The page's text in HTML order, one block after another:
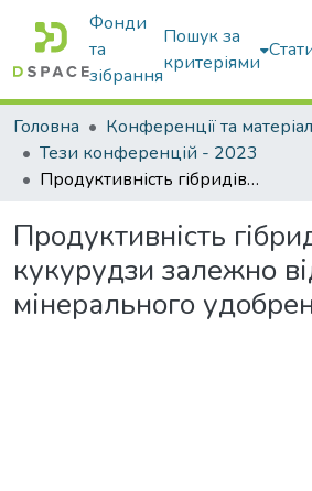
Фонди
та
зібрання
Пошук за
критеріями
Головна
Тези конференцій - 2023
Продуктивність гібридів кукурудзи залежно від мінерального удобрення
Продуктивність
кукурудзи залежно
мінерального